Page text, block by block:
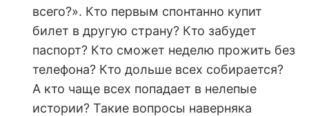
всего?». Кто первым спонтанно купит
билет в другую страну? Кто забудет
паспорт? Кто сможет неделю прожить без
телефона? Кто дольше всех собирается?
А кто чаще всех попадает в нелепые
истории? Такие вопросы наверняка